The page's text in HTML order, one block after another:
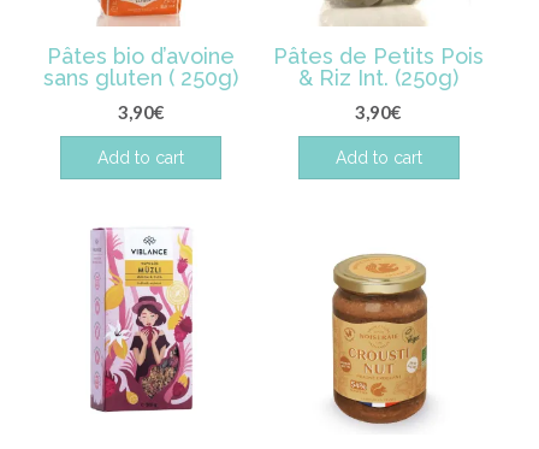
Pâtes bio d’avoine
sans gluten ( 250g)
3,90€
Add to cart
Pâtes de Petits Pois
& Riz Int. (250g)
3,90€
Add to cart